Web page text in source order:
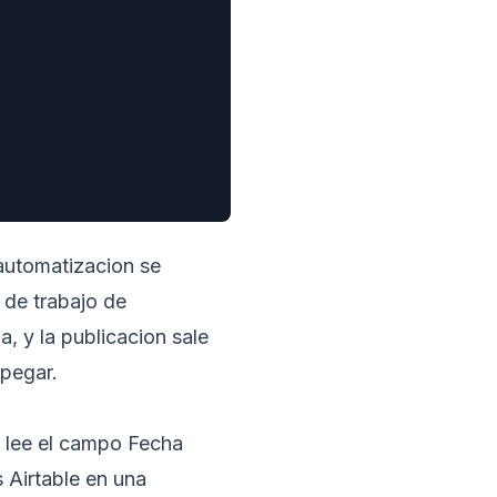
se
trabajo de
y la publicacion sale
el campo Fecha
en una